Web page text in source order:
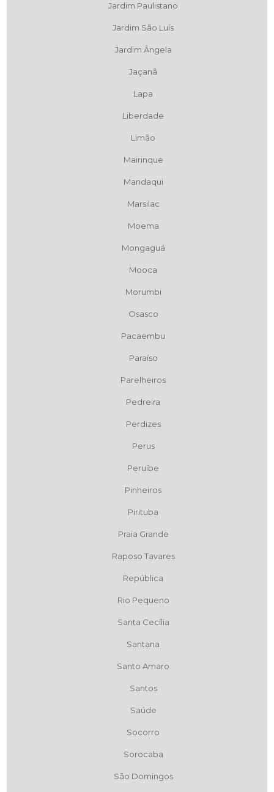
Jardim Paulistano
Jardim São Luís
Jardim Ângela
Jaçanã
Lapa
Liberdade
Limão
Mairinque
Mandaqui
Marsilac
Moema
Mongaguá
Mooca
Morumbi
Osasco
Pacaembu
Paraíso
Parelheiros
Pedreira
Perdizes
Perus
Peruíbe
Pinheiros
Pirituba
Praia Grande
Raposo Tavares
República
Rio Pequeno
Santa Cecília
Santana
Santo Amaro
Santos
Saúde
Socorro
Sorocaba
São Domingos